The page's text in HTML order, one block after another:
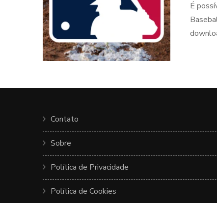
É
Contato
Sobre
Política de Privacidade
Política de Cookies